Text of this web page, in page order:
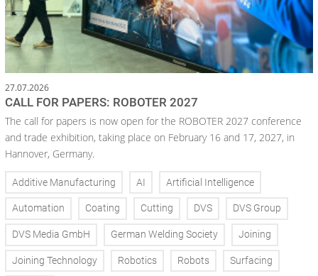
27.07.2026
CALL FOR PAPERS: ROBOTER 2027
The call for papers is now open for the ROBOTER 2027 conference
and trade exhibition, taking place on February 16 and 17, 2027, in
Hannover, Germany.
Additive Manufacturing AI Artificial Intelligence
Automation Coating Cutting DVS DVS Group
DVS Media GmbH German Welding Society Joining
Joining Technology Robotics Robots Surfacing